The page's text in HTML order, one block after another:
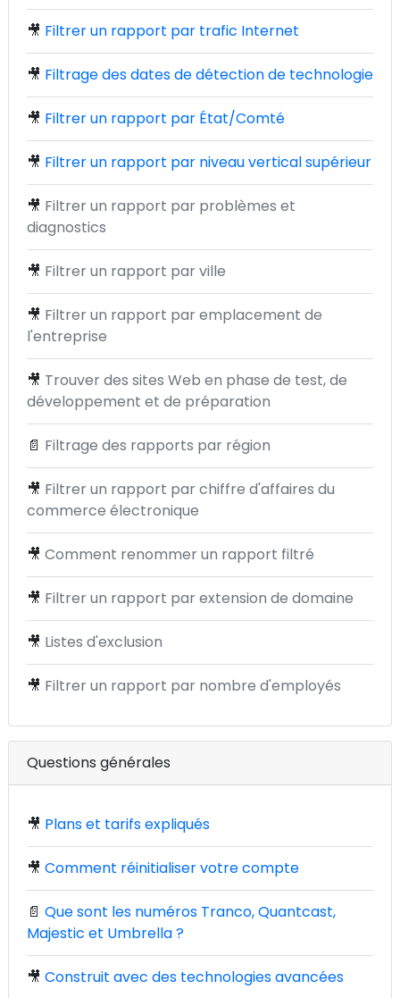
🎥 Filtrer un rapport par trafic Internet
🎥 Filtrage des dates de détection de technologie
🎥 Filtrer un rapport par État/Comté
🎥 Filtrer un rapport par niveau vertical supérieur
🎥 Filtrer un rapport par problèmes et
diagnostics
🎥 Filtrer un rapport par ville
🎥 Filtrer un rapport par emplacement de
l'entreprise
🎥 Trouver des sites Web en phase de test, de
développement et de préparation
📄 Filtrage des rapports par région
🎥 Filtrer un rapport par chiffre d'affaires du
commerce électronique
🎥 Comment renommer un rapport filtré
🎥 Filtrer un rapport par extension de domaine
🎥 Listes d'exclusion
🎥 Filtrer un rapport par nombre d'employés
Questions générales
🎥 Plans et tarifs expliqués
🎥 Comment réinitialiser votre compte
📄 Que sont les numéros Tranco, Quantcast,
Majestic et Umbrella ?
🎥 Construit avec des technologies avancées